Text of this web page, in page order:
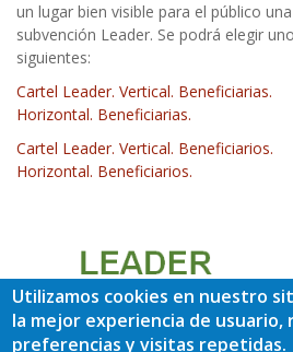
un lugar bien visible para el público
subvención Leader. Se podrá elegir
siguientes:
Cartel Leader. Vertical. Beneficiarias.
Horizontal. Beneficiarias.
Cartel Leader. Vertical. Beneficiarios.
Horizontal. Beneficiarios.
Utilizamos cookies en nuestro
la mejor experiencia de usuario,
preferencias y visitas repetidas.